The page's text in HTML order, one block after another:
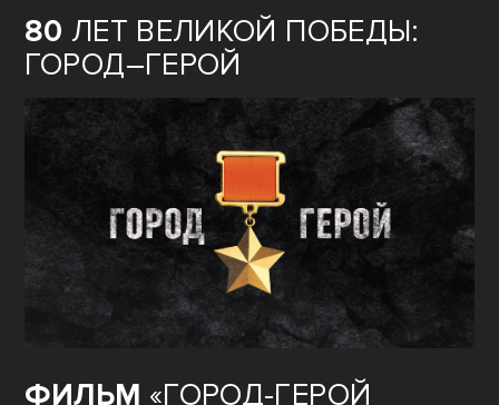
80 ЛЕТ ВЕЛИКОЙ ПОБЕДЫ:
ГОРОД–ГЕРОЙ
ФИЛЬМ «ГОРОД-ГЕРОЙ